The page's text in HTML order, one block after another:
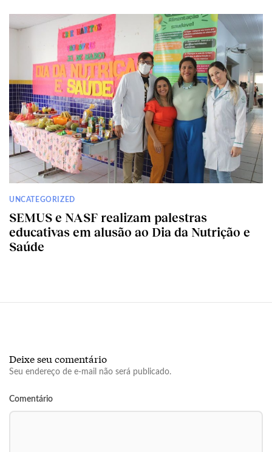
UNCATEGORIZED
SEMUS e NASF realizam palestras
educativas em alusão ao Dia da Nutrição e
Saúde
Deixe seu comentário
Seu endereço de e-mail não será publicado.
Comentário